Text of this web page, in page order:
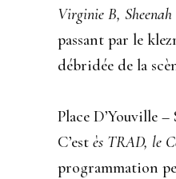
Virginie B,
passant par le
débridée de la
Place D’Youville
C’est ès TRAD, le
programmation